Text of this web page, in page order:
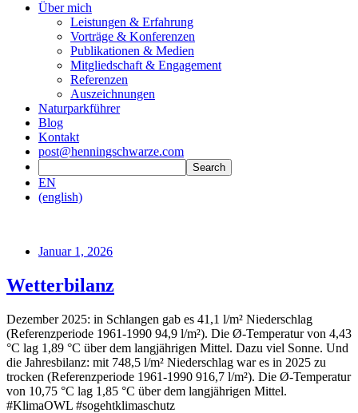
Über mich
Leistungen & Erfahrung
Vorträge & Konferenzen
Publikationen & Medien
Mitgliedschaft & Engagement
Referenzen
Auszeichnungen
Naturparkführer
Blog
Kontakt
post@henningschwarze.com
EN
(english)
Januar 1, 2026
Wetterbilanz
Dezember 2025: in Schlangen gab es 41,1 l/m² Niederschlag
(Referenzperiode 1961-1990 94,9 l/m²). Die Ø-Temperatur von 4,43
°C lag 1,89 °C über dem langjährigen Mittel. Dazu viel Sonne. Und
die Jahresbilanz: mit 748,5 l/m² Niederschlag war es in 2025 zu
trocken (Referenzperiode 1961-1990 916,7 l/m²). Die Ø-Temperatur
von 10,75 °C lag 1,85 °C über dem langjährigen Mittel.
#KlimaOWL #sogehtklimaschutz